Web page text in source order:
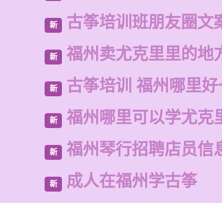
新 古筝培训班朋友圈文
新 福州卖尤克里里的地
新 古筝培训 福州哪里
新 福州哪里可以学尤克
新 福州琴行招聘店员信
新 成人在福州学古筝